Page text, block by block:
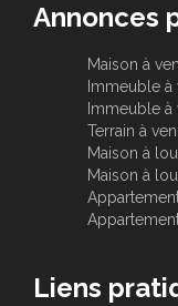
Annonces
Maison à
Immeuble
Immeuble à
Terrain à
Maison à
Maison à
Liens